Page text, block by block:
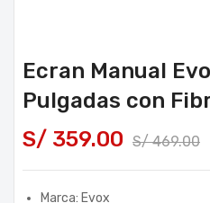
Ecran Manual
Pulgadas con
S/469.00
S/ 359.00
Marca: Evox